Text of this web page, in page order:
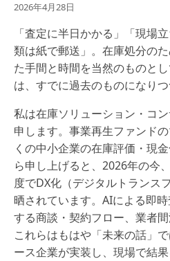
2026年4月28日
「査定に半日かかる」「現場
類は紙で郵送」。在庫処分の
た手間と時間を当然のものと
は、すでに過去のものになりつ
私は在庫ソリューション・コ
申します。事業再生ファンド
くの中小企業の在庫評価・現
ら申し上げると、2026年の今
度でDX化（デジタルトランス
晒されています。AIによる即
する商談・契約フロー、業者間
これらはもはや「未来の話」
ース企業が実装し、現場で結